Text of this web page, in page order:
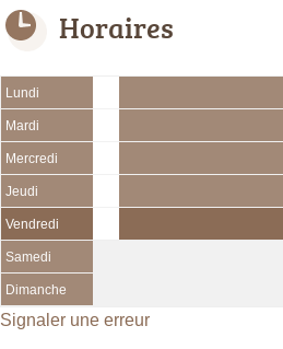
Horaires
Lundi
Mardi
Mercredi
Jeudi
Vendredi
Samedi
Dimanche
Signaler une erreur